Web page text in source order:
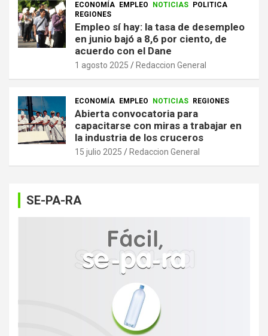
ECONOMÍA EMPLEO NOTICIAS
POLITICA
REGIONES
Empleo sí hay: la tasa de desempleo
en junio bajó a 8,6 por ciento, de
acuerdo con el Dane
1 agosto 2025 Redaccion General
ECONOMÍA EMPLEO NOTICIAS REGIONES
Abierta convocatoria para
capacitarse con miras a trabajar en
la industria de los cruceros
15 julio 2025 Redaccion General
SE-PA-RA